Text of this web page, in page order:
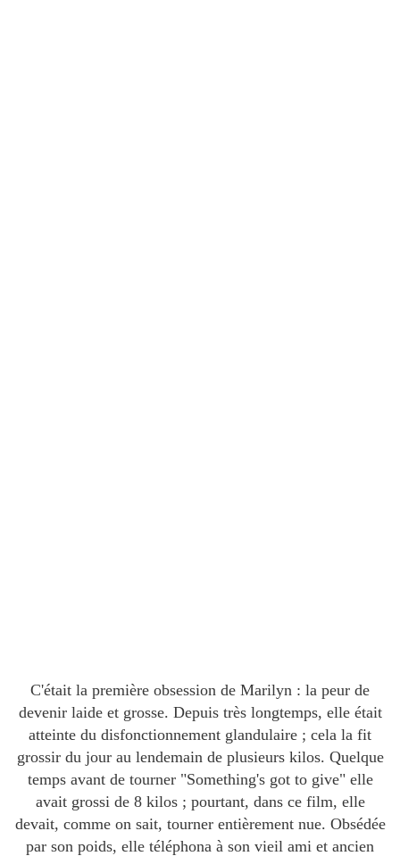
C'était la première obsession de Marilyn : la peur de
devenir laide et grosse. Depuis très longtemps, elle était
atteinte du disfonctionnement glandulaire ; cela la fit
grossir du jour au lendemain de plusieurs kilos. Quelque
temps avant de tourner "Something's got to give" elle
avait grossi de 8 kilos ; pourtant, dans ce film, elle
devait, comme on sait, tourner entièrement nue. Obsédée
par son poids, elle téléphona à son vieil ami et ancien